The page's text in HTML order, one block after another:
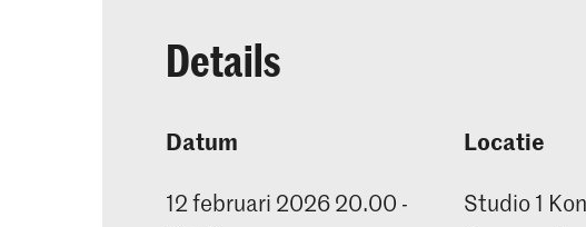
Details
Datum
12 februari 2026 20.00 -
Locatie
Studio 1